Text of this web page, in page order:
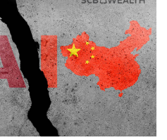
WEALTH
ดวกหรือใช้งานอยู่แล้วได้เลย
Xinjiang Uyghurs